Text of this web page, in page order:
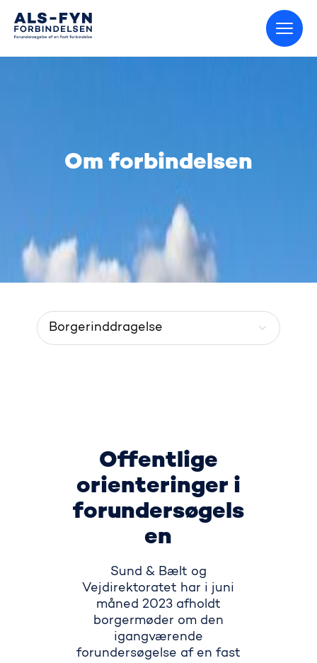
Om forbindelsen
Menu
Offentlige
orienteringer i
forundersøgels
en
Sund & Bælt og
Vejdirektoratet har i juni
måned 2023 afholdt
borgermøder om den
igangværende
forundersøgelse af en fast